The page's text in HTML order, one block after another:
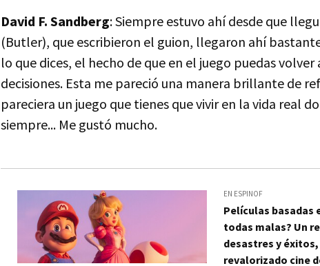
David F. Sandberg: Siempre estuvo ahí desde que
(Butler), que escribieron el guion, llegaron ahí
lo que dices, el hecho de que en el juego puedas
decisiones. Esta me pareció una manera brillante de
pareciera un juego que tienes que vivir en la vida real
siempre... Me gustó mucho.
EN ESPINOF
Películas basadas
todas malas? Un
desastres y
revalorizado cine